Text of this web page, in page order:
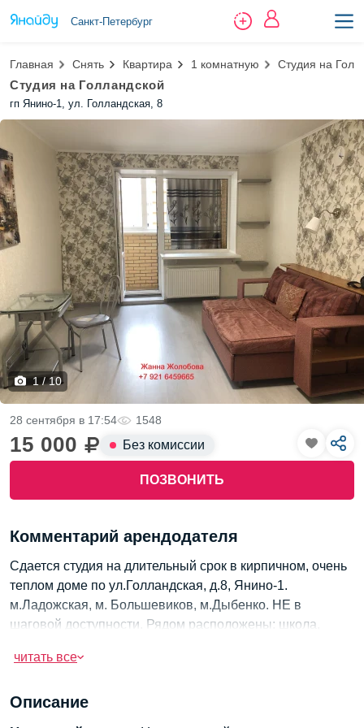
Санкт-Петербург
Главная Снять Квартира 1 комнатную Студия на
Студия на Голландской
гп Янино-1, ул. Голландская, 8
1 / 10
15 000 Без комиссии
ПОЗВОНИТЬ
28 сентября в 17:54 1548
Описание
Комментарий арендодателя
Сдается студия на длительный срок в кирпичном, очень
теплом доме по ул.Голландская, д.8, Янино-1.
м.Ладожская, м. Большевиков, м.Дыбенко. НЕ в
шаговой доступности. Рядом расположены: школа,
Оплата 15000+ коммунальные услуги. Также при
15000 руб., который будет возвращен при окончании
читать все